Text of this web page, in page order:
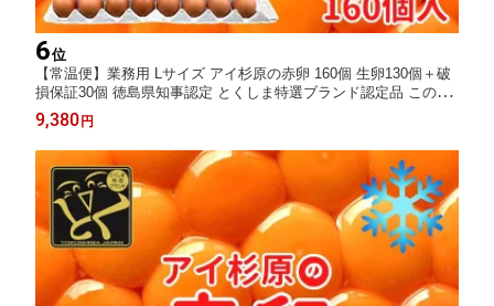
6位
【常温便】業務用 Lサイズ アイ杉原の赤卵 160個 生卵130個＋破
損保証30個 徳島県知事認定 とくしま特選ブランド認定品 この卵
ハマります！ 徳島県産 朝採り 産みたて 農場直送 ギフト お取り
寄せ 詰め合せ 御中元 御歳暮 母の日 父の日
9,380 円